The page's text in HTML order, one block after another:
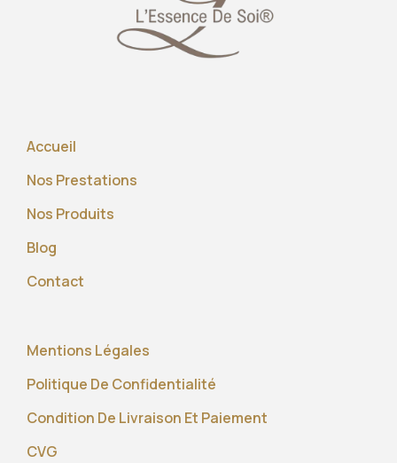
Accueil
Nos Prestations
Nos Produits
Blog
Contact
Mentions Légales
Politique De Confidentialité
Condition De Livraison Et Paiement
CVG